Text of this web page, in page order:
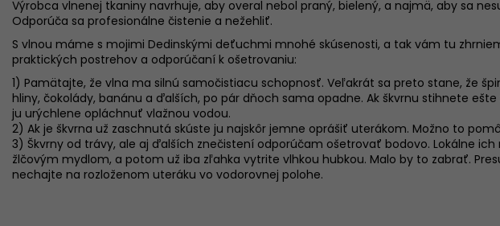
Výrobca vlnenej tkaniny navrhuje, aby overal nebol praný, bielený, a najmä, aby sa
Odporúča sa profesionálne čistenie a nežehliť.
S vlnou máme s mojimi Dedinskými deťuchmi mnohé skúsenosti, a tak vám tu
praktických postrehov a odporúčaní k ošetrovaniu:
1) Pamätajte, že vlna ma silnú samočistiacu schopnosť. Veľakrát sa preto stane, že
hliny, čokolády, banánu a ďalších, po pár dňoch sama opadne. Ak škvrnu stihnete
ju urýchlene opláchnuť vlažnou vodou.
2) Ak je škvrna už zaschnutá skúste ju najskôr jemne oprášiť uterákom. Možno to
3) Škvrny od trávy, ale aj ďalších znečistení odporúčam ošetrovať bodovo. Lokálne
žlčovým mydlom, a potom už iba zľahka vytrite vlhkou hubkou. Malo by to zabrať.
nechajte na rozloženom uteráku vo vodorovnej polohe.